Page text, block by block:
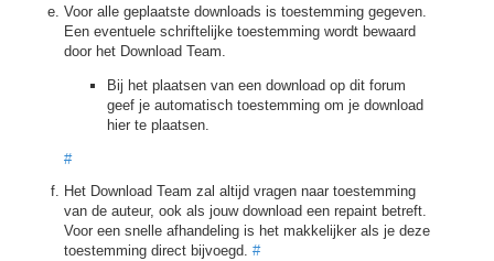
Voor alle geplaatste downloads is toestemming gegeven.
Een eventuele schriftelijke toestemming wordt bewaard
door het Download Team.
Bij het plaatsen van een download op dit forum
geef je automatisch toestemming om je download
hier te plaatsen.
#
Het Download Team zal altijd vragen naar toestemming
van de auteur, ook als jouw download een repaint betreft.
Voor een snelle afhandeling is het makkelijker als je deze
toestemming direct bijvoegd. #